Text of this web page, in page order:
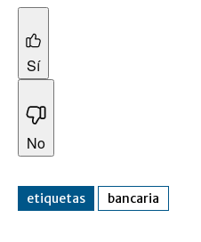
Sí
No
etiquetas bancaria